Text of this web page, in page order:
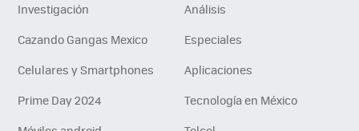
Investigación
Análisis
Cazando Gangas Mexico
Especiales
Celulares y Smartphones
Aplicaciones
Prime Day 2024
Tecnología en México